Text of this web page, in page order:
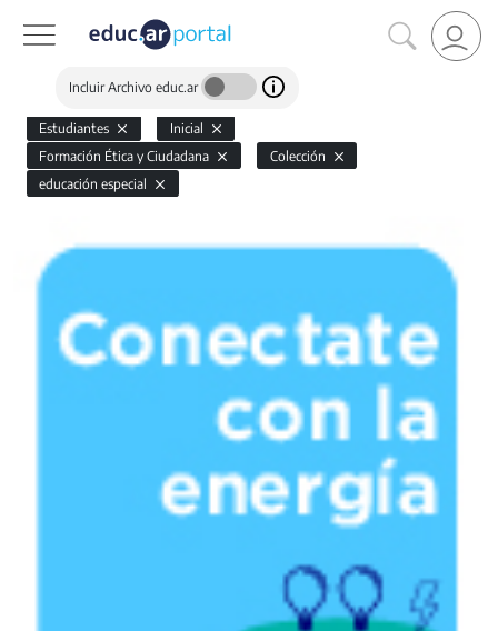
Incluir Archivo educ.ar
Estudiantes
Inicial
Formación Ética y Ciudadana
Colección
educación especial